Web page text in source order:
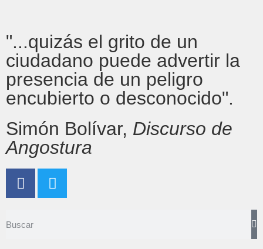
"...quizás el grito de un
ciudadano puede advertir la
presencia de un peligro
encubierto o desconocido".
Simón Bolívar, Discurso de
Angostura